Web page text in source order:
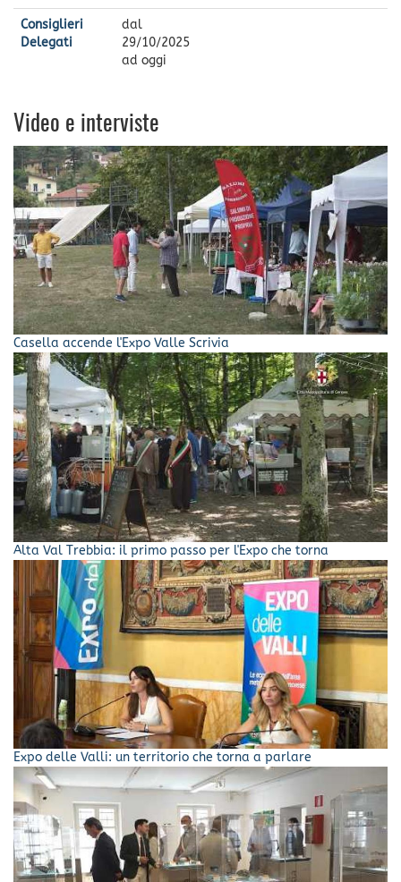
Consiglieri
Delegati
dal
29/10/2025
ad oggi
Video e interviste
Casella accende l'Expo Valle Scrivia
Alta Val Trebbia: il primo passo per l'Expo che torna
Expo delle Valli: un territorio che torna a parlare